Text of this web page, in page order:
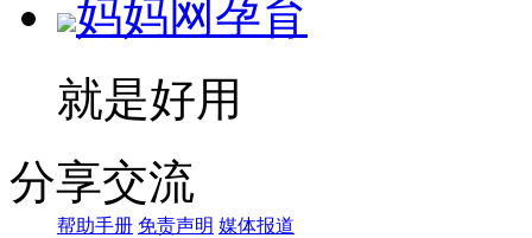
妈妈网孕育
就是好用
分享交流
帮助手册 免责声明 媒体报道